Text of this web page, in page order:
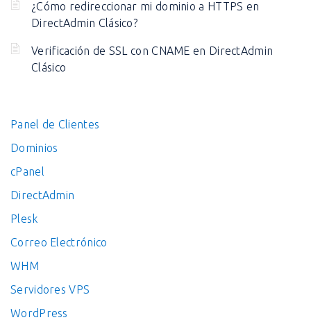
¿Cómo redireccionar mi dominio a HTTPS en
DirectAdmin Clásico?
Verificación de SSL con CNAME en DirectAdmin
Clásico
Panel de Clientes
Dominios
cPanel
DirectAdmin
Plesk
Correo Electrónico
WHM
Servidores VPS
WordPress